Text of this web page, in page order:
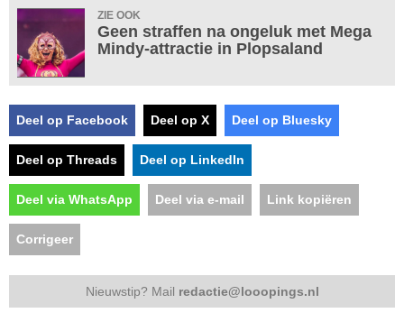
ZIE OOK
Geen straffen na ongeluk met Mega
Mindy-attractie in Plopsaland
Deel op Facebook Deel op X Deel op Bluesky
Deel op Threads Deel op LinkedIn
Deel via WhatsApp Deel via e-mail Link kopiëren
Corrigeer
Nieuwstip? Mail redactie@looopings.nl